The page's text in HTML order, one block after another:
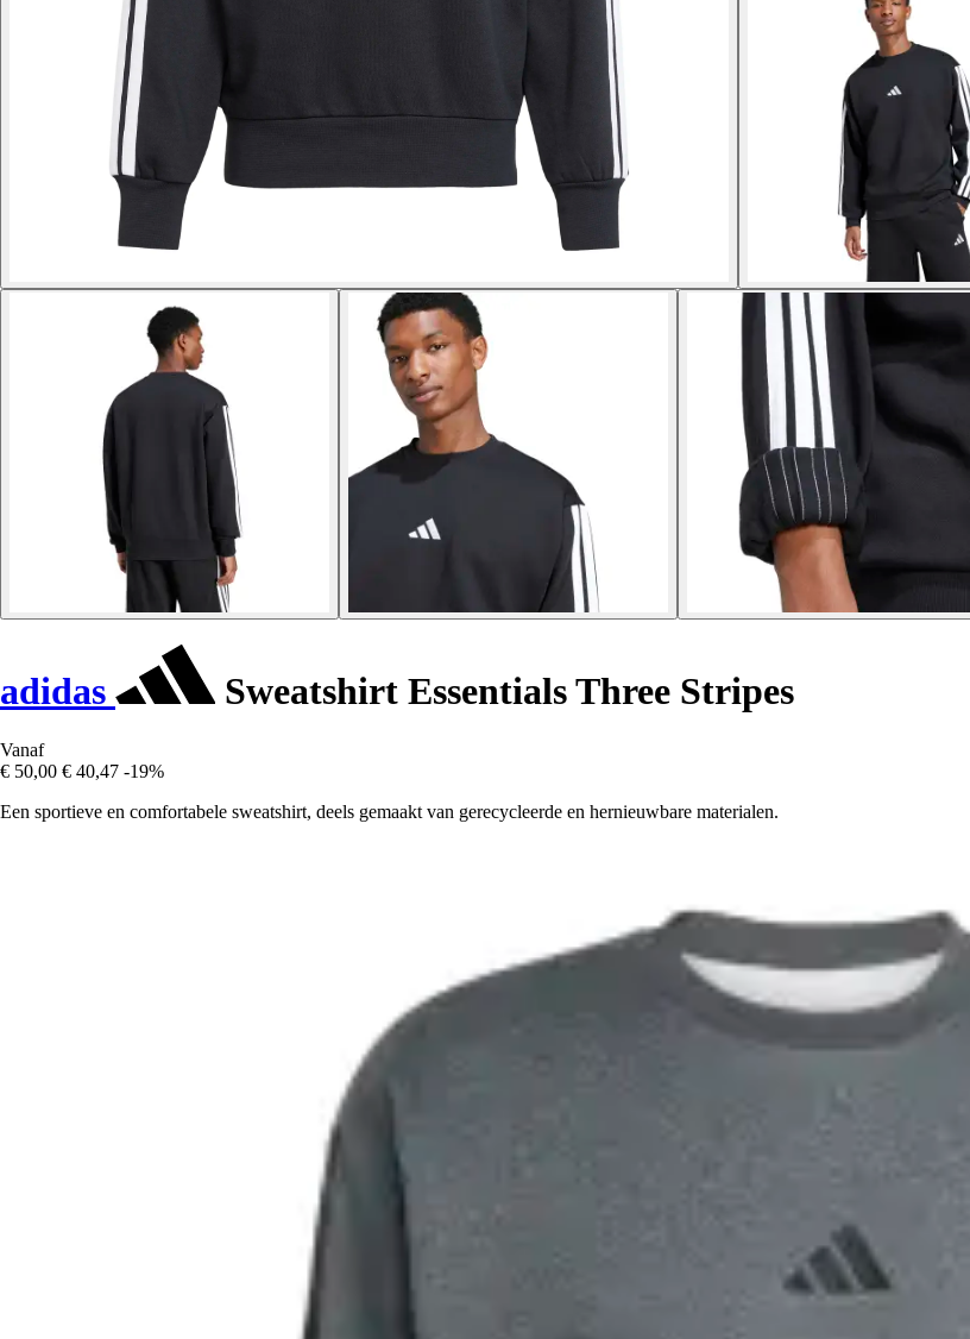
adidas Sweatshirt Essentials Three Stripes
Vanaf
€ 50,00 € 40,47 -19%
Een sportieve en comfortabele sweatshirt, deels gemaakt van gerecycleerde en hernieuwbare materialen.